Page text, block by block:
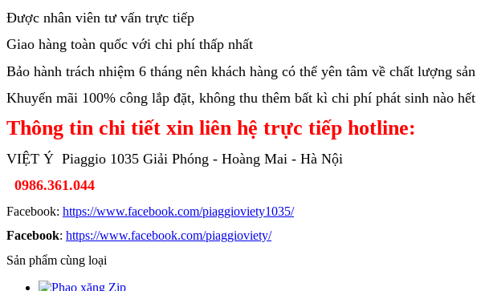
Được nhân viên tư vấn trực tiếp
Giao hàng toàn quốc với chi phí thấp nhất
Bảo hành trách nhiệm 6 tháng nên khách hàng có thể yên tâm về chất lượng
Khuyến mãi 100% công lắp đặt, không thu thêm bất kì chi phí phát sinh nào hết
Thông tin chi tiết xin liên hệ trực tiếp hotline:
VIỆT Ý Piaggio 1035 Giải Phóng - Hoàng Mai - Hà Nội
0986.361.044
Facebook: https://www.facebook.com/piaggioviety1035/
Facebook: https://www.facebook.com/piaggioviety/
Sản phẩm cùng loại